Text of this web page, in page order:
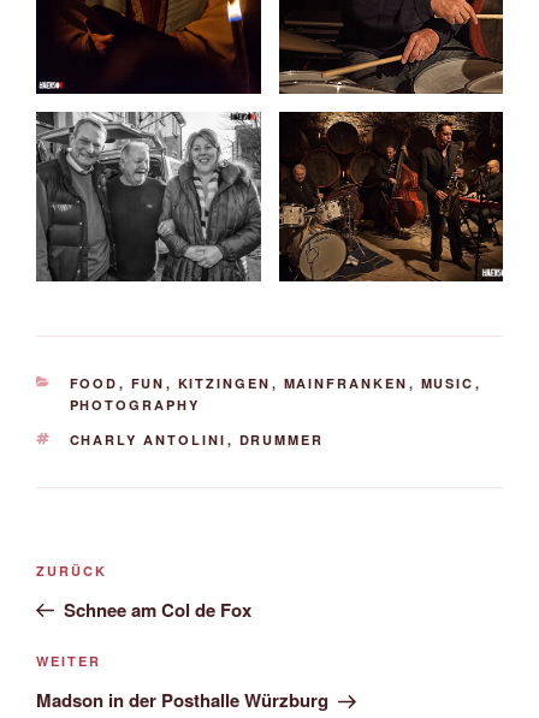
KATEGORIEN
FOOD , FUN , KITZINGEN , MAINFRANKEN , MUSIC ,
PHOTOGRAPHY
SCHLAGWÖRTER
CHARLY ANTOLINI , DRUMMER
Beitrags-
Vorheriger
Beitrag
ZURÜCK
Schnee am Col de Fox
Nächster
Beitrag
WEITER
Madson in der Posthalle Würzburg